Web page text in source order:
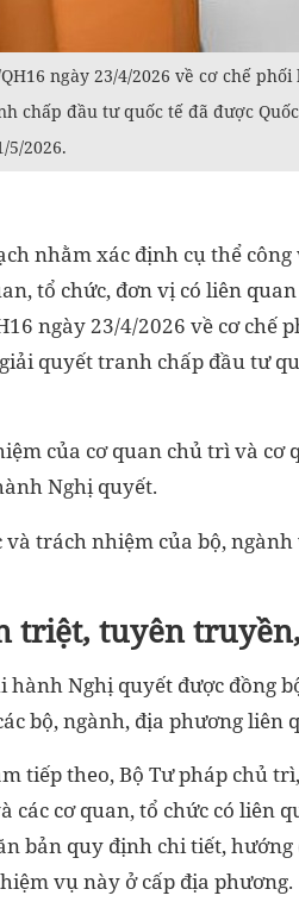
ngày 23/4/2026 về cơ chế
chấp đầu tư quốc tế đã được
5/2026.
nhằm xác định cụ thể
tổ chức, đơn vị có liên
ngày 23/4/2026 về cơ chế
quyết tranh chấp đầu tư
của cơ quan chủ trì và
Nghị quyết.
và trách nhiệm của bộ,
triệt, tuyên
Nghị quyết được đồng
bộ, ngành, địa phương
tiếp theo, Bộ Tư pháp chủ
các cơ quan, tổ chức có liên
bản quy định chi tiết,
vụ này ở cấp địa phương.